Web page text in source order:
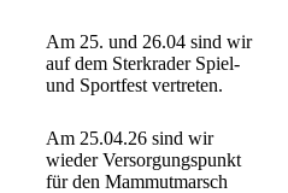
Am 25. und 26.04 sind wir
auf dem Sterkrader Spiel-
und Sportfest vertreten.
Am 25.04.26 sind wir
wieder Versorgungspunkt
für den Mammutmarsch